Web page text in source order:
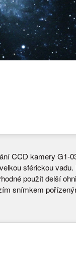
CCD kamery G1-
sférickou
použít delší
snímkem